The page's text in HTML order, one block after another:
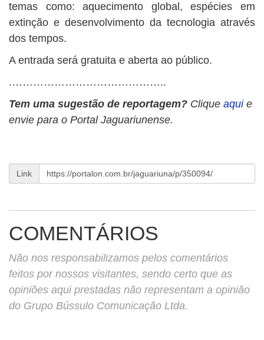
temas como: aquecimento global, espécies em
extinção e desenvolvimento da tecnologia através
dos tempos.
A entrada será gratuita e aberta ao público.
.……………………………………..
Tem uma sugestão de reportagem? Clique aqui e
envie para o Portal Jaguariunense.
Link
COMENTÁRIOS
Não nos responsabilizamos pelos comentários
feitos por nossos visitantes, sendo certo que as
opiniões aqui prestadas não representam a opinião
do Grupo Bússulo Comunicação Ltda.